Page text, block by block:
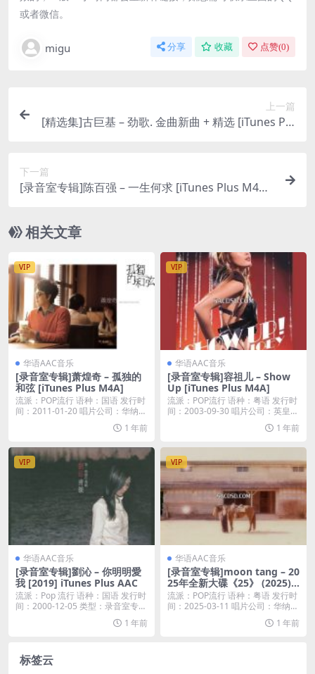
或者微信。
migu 分享 收藏 点赞(0)
上一篇
[精选集]古巨基 – 劲歌. 金曲新曲 + 精选 [iTunes Plu
下一篇
[录音室专辑]陈百强 – 一生何求 [iTunes Plus M4P
相关文章
VIP
华语AAC音乐
[录音室专辑]萧煌奇 – 孤独的
和弦 [iTunes Plus M4A]
流派：POP流行 语种：国语 发行时
间：2011-01-20 唱片公司：华纳唱
1 年前
VIP
华语AAC音乐
[录音室专辑]容祖儿 – Show
Up [iTunes Plus M4A]
流派：POP流行 语种：粤语 发行时
间：2003-09-30 唱片公司：英皇唱
1 年前
VIP
华语AAC音乐
[录音室专辑]劉沁 – 你明明愛
我 [2019] iTunes Plus AAC
流派：Pop 流行 语种：国语 发行时
间：2000-12-05 类型：录音室专
1 年前
VIP
华语AAC音乐
[录音室专辑]moon tang – 20
25年全新大碟《25》 (2025)
[iTunes Plus M4A]
流派：POP流行 语种：粤语 发行时
间：2025-03-11 唱片公司：华纳唱
1 年前
标签云